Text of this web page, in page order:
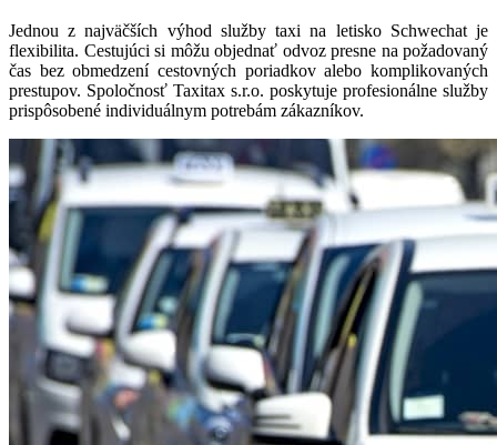
Jednou z najväčších výhod služby taxi na letisko Schwechat je
flexibilita. Cestujúci si môžu objednať odvoz presne na požadovaný
čas bez obmedzení cestovných poriadkov alebo komplikovaných
prestupov. Spoločnosť Taxitax s.r.o. poskytuje profesionálne služby
prispôsobené individuálnym potrebám zákazníkov.